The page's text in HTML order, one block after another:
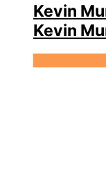
Kevin
Kevin